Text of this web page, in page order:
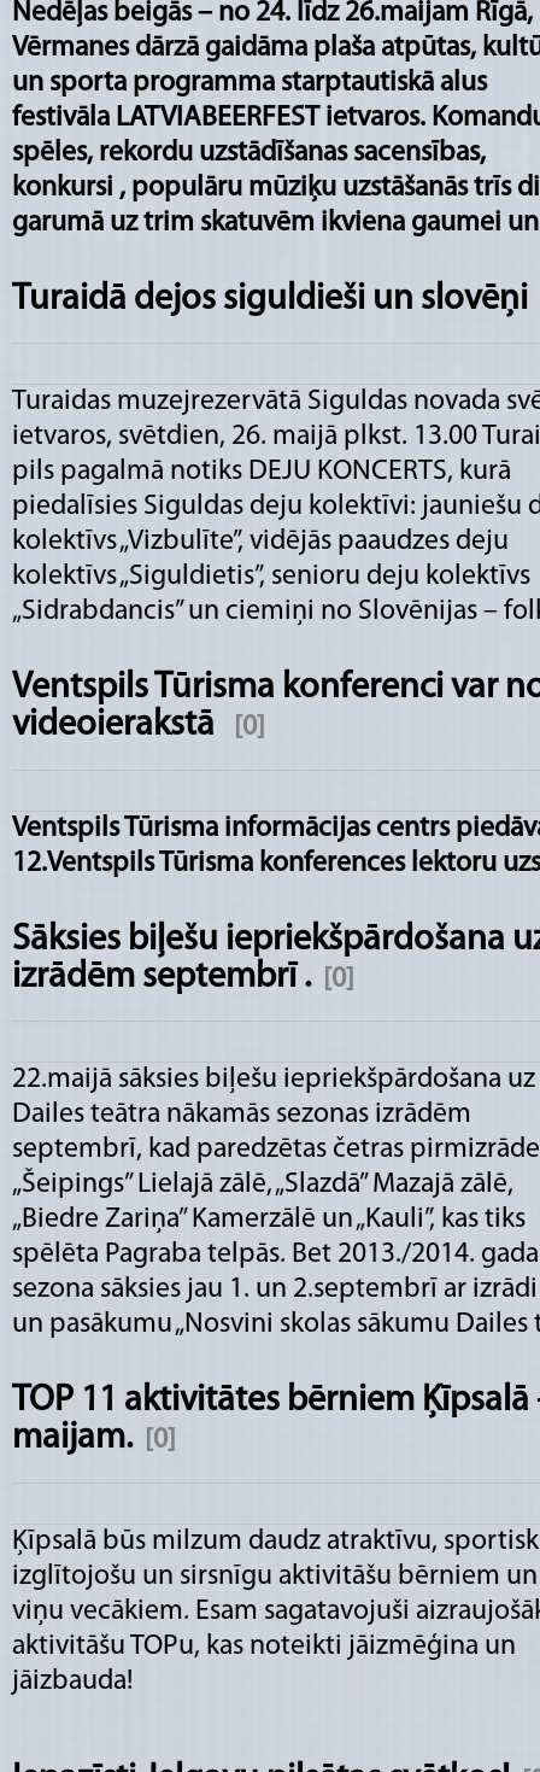
Nedēļas beigās – no 24. līdz 26.maijam Rīgā,
Vērmanes dārzā gaidāma plaša atpūtas,
un sporta programma starptautiskā alus
festivāla LATVIABEERFEST ietvaros.
spēles, rekordu uzstādīšanas sacensības,
konkursi , populāru mūziķu uzstāšanās trīs
garumā uz trim skatuvēm ikviena gaumei
Turaidā dejos siguldieši un slovēņi
Turaidas muzejrezervātā Siguldas novada
ietvaros, svētdien, 26. maijā plkst. 13.00
pils pagalmā notiks DEJU KONCERTS, kurā
piedalīsies Siguldas deju kolektīvi: jauniešu
kolektīvs „Vizbulīte”, vidējās paaudzes deju
kolektīvs „Siguldietis”, senioru deju kolektīvs
„Sidrabdancis” un ciemiņi no Slovēnijas –
Ventspils Tūrisma konferenci var
videoierakstā
[0]
Ventspils Tūrisma informācijas centrs
12.Ventspils Tūrisma konferences lektoru
Sāksies biļešu iepriekšpārdošana
izrādēm septembrī .
[0]
22.maijā sāksies biļešu iepriekšpārdošana uz
Dailes teātra nākamās sezonas izrādēm
septembrī, kad paredzētas četras
„Šeipings” Lielajā zālē, „Slazdā” Mazajā zālē,
„Biedre Zariņa” Kamerzālē un „Kauli”, kas tiks
spēlēta Pagraba telpās. Bet 2013./2014. gada
sezona sāksies jau 1. un 2.septembrī ar
un pasākumu „Nosvini skolas sākumu Dailes
TOP 11 aktivitātes bērniem Ķīpsalā
maijam.
[0]
Ķīpsalā būs milzum daudz atraktīvu,
izglītojošu un sirsnīgu aktivitāšu bērniem un
viņu vecākiem. Esam sagatavojuši
aktivitāšu TOPu, kas noteikti jāizmēģina un
jāizbauda!